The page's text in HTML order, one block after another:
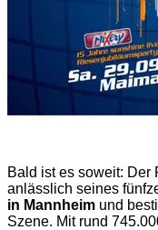
Bald ist es soweit: Der
anlässlich seines
in Mannheim und
Szene. Mit rund